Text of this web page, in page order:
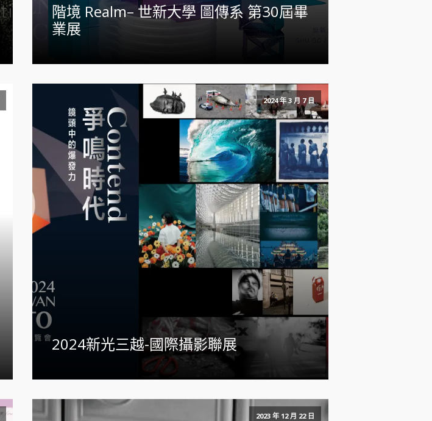
階境 Realm– 世新大學 圖傳系 第30屆畢
業展
2024 年 3 月 7 日
2024新光三越-國際攝影聯展
2023 年 12 月 22 日